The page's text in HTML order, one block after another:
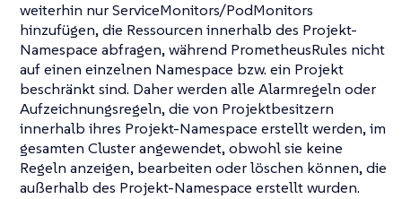
weiterhin nur ServiceMonitors/PodMonitors
hinzufügen, die Ressourcen innerhalb des Projekt-
Namespace abfragen, während PrometheusRules nicht
auf einen einzelnen Namespace bzw. ein Projekt
beschränkt sind. Daher werden alle Alarmregeln oder
Aufzeichnungsregeln, die von Projektbesitzern
innerhalb ihres Projekt-Namespace erstellt werden, im
gesamten Cluster angewendet, obwohl sie keine
Regeln anzeigen, bearbeiten oder löschen können, die
außerhalb des Projekt-Namespace erstellt wurden.